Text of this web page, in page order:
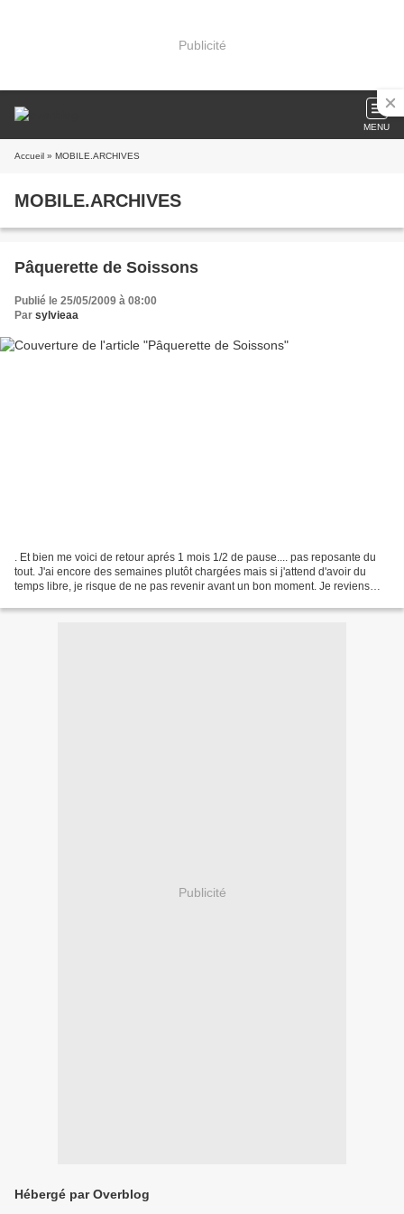
Publicité
MENU
Accueil » MOBILE.ARCHIVES
MOBILE.ARCHIVES
Pâquerette de Soissons
Publié le 25/05/2009 à 08:00
Par sylvieaa
. Et bien me voici de retour aprés 1 mois 1/2 de pause.... pas reposante du
tout. J'ai encore des semaines plutôt chargées mais si j'attend d'avoir du
temps libre, je risque de ne pas revenir avant un bon moment. Je reviens
Publicité
Hébergé par Overblog